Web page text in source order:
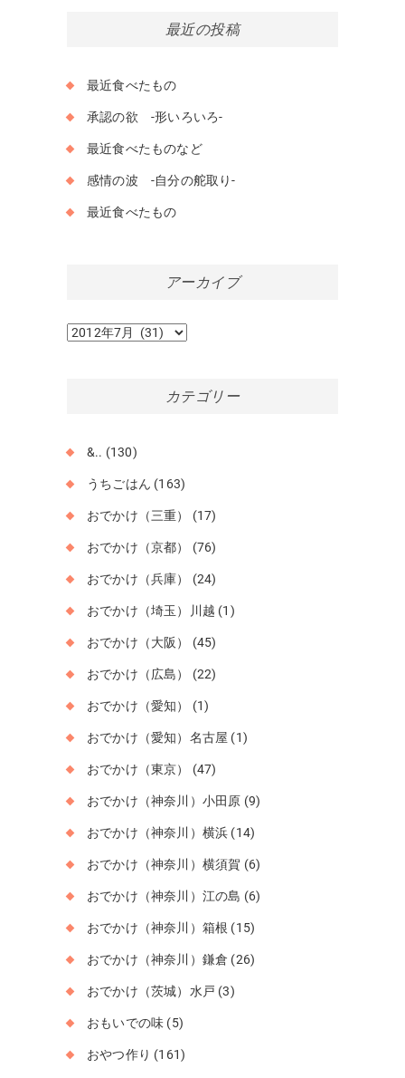
最近の投稿
最近食べたもの
承認の欲 -形いろいろ-
最近食べたものなど
感情の波 -自分の舵取り-
最近食べたもの
アーカイブ
ア
カテゴリー
&.. (130)
うちごはん (163)
おでかけ（三重） (17)
おでかけ（京都） (76)
おでかけ（兵庫） (24)
おでかけ（埼玉）川越 (1)
おでかけ（大阪） (45)
おでかけ（広島） (22)
おでかけ（愛知） (1)
おでかけ（愛知）名古屋 (1)
おでかけ（東京） (47)
おでかけ（神奈川）小田原 (9)
おでかけ（神奈川）横浜 (14)
おでかけ（神奈川）横須賀 (6)
おでかけ（神奈川）江の島 (6)
おでかけ（神奈川）箱根 (15)
おでかけ（神奈川）鎌倉 (26)
おでかけ（茨城）水戸 (3)
おもいでの味 (5)
おやつ作り (161)